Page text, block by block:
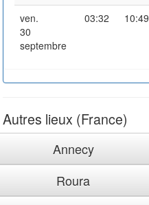
ven.
30
septembre
03:32 10:49
Autres lieux (France)
Annecy
Roura